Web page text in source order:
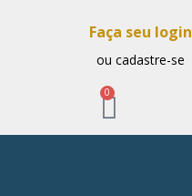
Faça seu login
ou cadastre-se
0